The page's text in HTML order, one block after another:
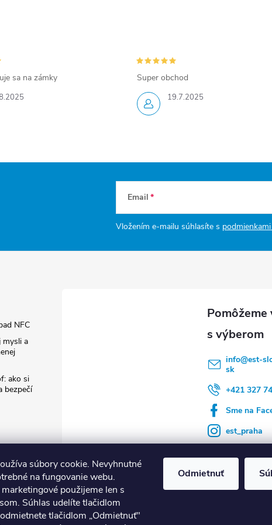
súbory cookie. Nevyhnutné
na fungovanie webu.
použijeme len s
Súhlas udelíte tlačidlom
tlačidlom „Odmietnuť"
Odmietnuť
sa na zámky
19.7.2025
Super obchod
Email
Vložením e-mailu súhlasíte s
NFC
mysli a
ako si
bezpečí
info@est-
sk
+421 327
Sme na
est_praha
termostaty tado° Nuki Smart Lock